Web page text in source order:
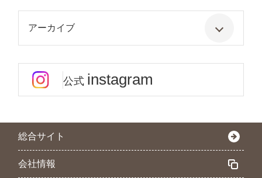
アーカイブ
公式 instagram
総合サイト
会社情報